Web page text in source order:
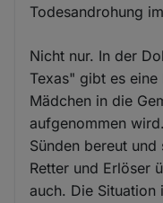
Todesandrohung
Nicht nur. In der
Texas" gibt es
Mädchen in die
aufgenommen
Sünden bereut und
Retter und Erlöser
auch. Die